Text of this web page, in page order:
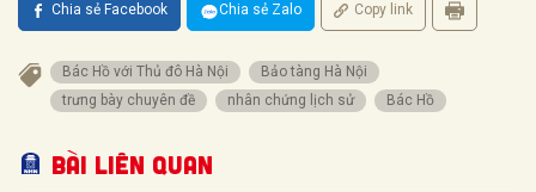
Chia sẻ Facebook Chia sẻ Zalo Copy link
Bác Hồ với Thủ đô Hà Nội
Bảo tàng Hà Nội
trưng bày chuyên đề
nhân chứng lịch sử Bác Hồ
Bài liên quan